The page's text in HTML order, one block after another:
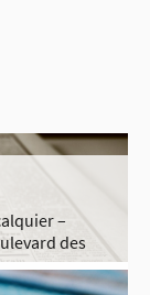
–
des
Tel :